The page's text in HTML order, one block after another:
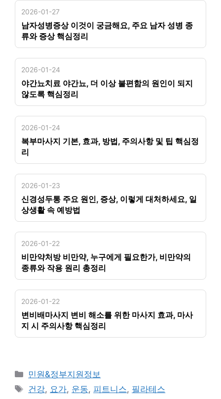
2026-01-27
남자성병증상 이것이 궁금해요, 주요 남자 성병 종
류와 증상 핵심정리
2026-01-24
야간뇨치료 야간뇨, 더 이상 불편함의 원인이 되지
않도록 핵심정리
2026-01-24
복부마사지 기본, 효과, 방법, 주의사항 및 팁 핵심정
리
2026-01-23
신경성두통 주요 원인, 증상, 이렇게 대처하세요, 일
상생활 속 예방법
2026-01-22
비만약처방 비만약, 누구에게 필요한가, 비만약의
종류와 작용 원리 총정리
2026-01-22
변비배마사지 변비 해소를 위한 마사지 효과, 마사
지 시 주의사항 핵심정리
카
테
민원&정부지원정보
태
건강, 요가, 운동, 피트니스, 필라테스